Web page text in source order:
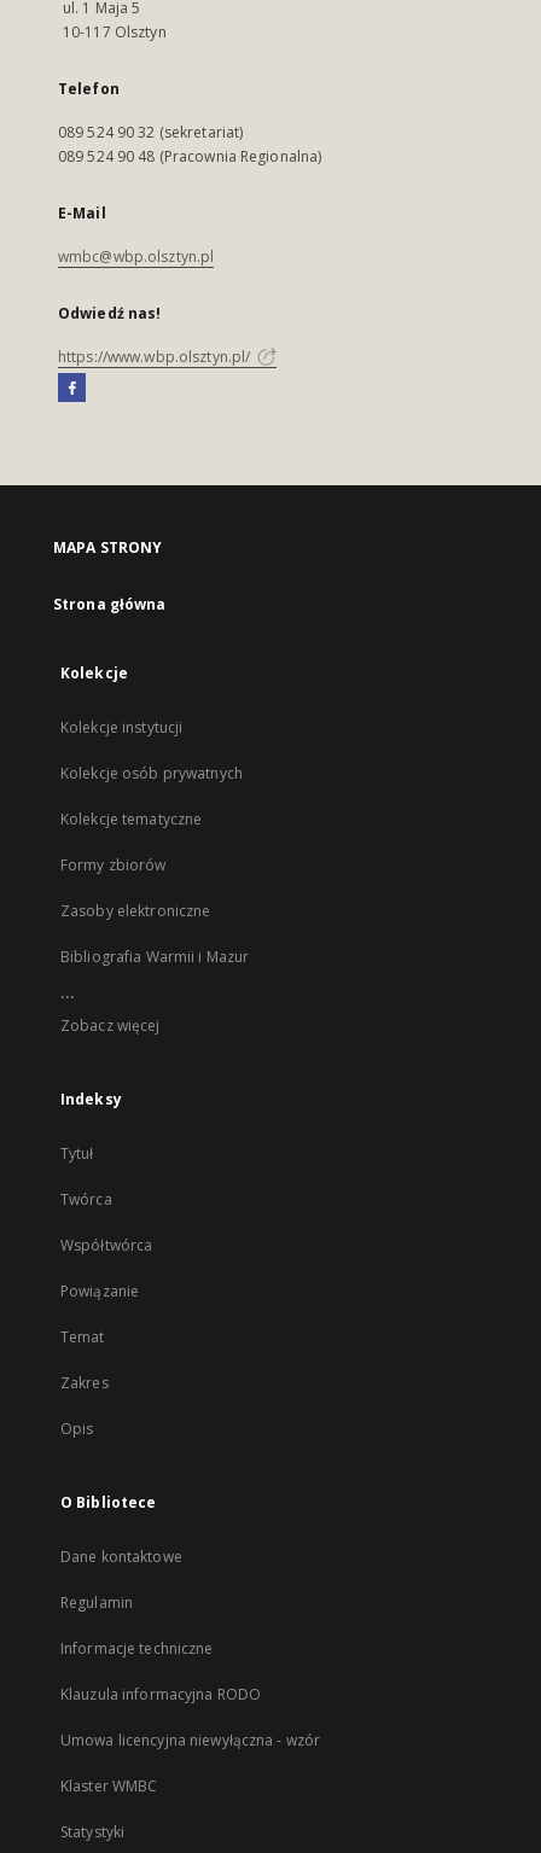
ul. 1 Maja 5
10-117 Olsztyn
Telefon
089 524 90 32 (sekretariat)
089 524 90 48 (Pracownia Regionalna)
E-Mail
wmbc@wbp.olsztyn.pl
Odwiedź nas!
https://www.wbp.olsztyn.pl/
MAPA STRONY
Strona główna
Kolekcje
Kolekcje instytucji
Kolekcje osób prywatnych
Kolekcje tematyczne
Formy zbiorów
Zasoby elektroniczne
Bibliografia Warmii i Mazur
...
Zobacz więcej
Indeksy
Tytuł
Twórca
Współtwórca
Powiązanie
Temat
Zakres
Opis
O Bibliotece
Dane kontaktowe
Regulamin
Informacje techniczne
Klauzula informacyjna RODO
Umowa licencyjna niewyłączna - wzór
Klaster WMBC
Statystyki